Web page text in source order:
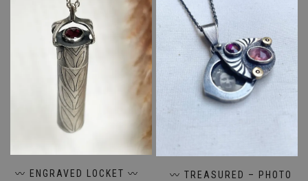
〰️ ENGRAVED LOCKET 〰️
〰️ TREASURED – PHOTO